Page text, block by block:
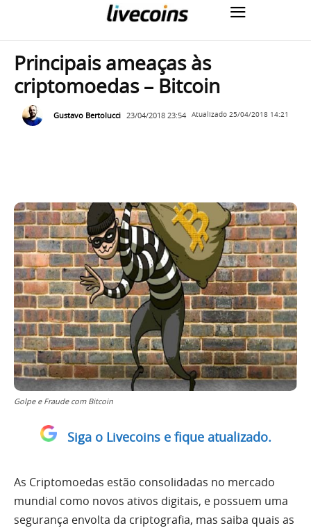
Principais ameaças às
criptomoedas – Bitcoin
Gustavo Bertolucci 23/04/2018 23:54 Atualizado 25/04/2018 14:21
Golpe e Fraude com Bitcoin
Siga o Livecoins e fique atualizado.
As Criptomoedas estão consolidadas no mercado
mundial como novos ativos digitais, e possuem uma
segurança envolta da criptografia, mas saiba quais as